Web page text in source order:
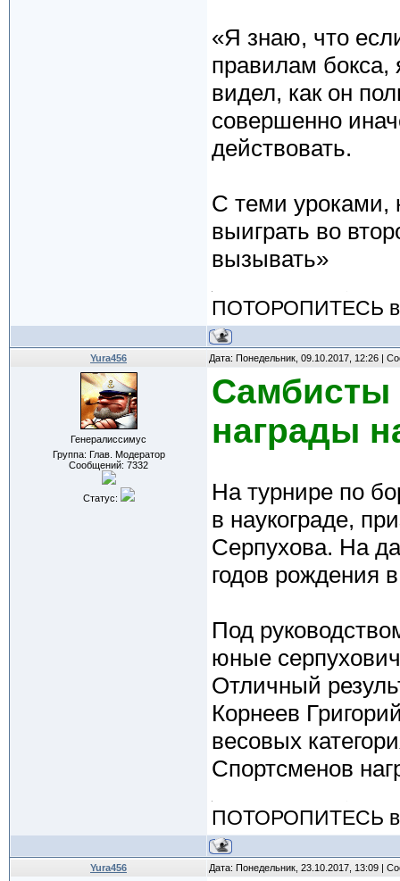
«Я знаю, что
правилам бокса,
видел, как он
совершенно
действовать.
С теми уроками,
выиграть во
вызывать»
ПОТОРОПИТЕСЬ
Yura456 Дата: Понедельник, 09.10.2017, 12:26 |
Генералиссимус
Группа: Глав. Модератор
Сообщений: 7332
Статус:
Самбисты
награды
На турнире по
в наукограде,
Серпухова. На
годов рождения
Под
юные
Отличный
Корнеев
весовых
Спортсменов
ПОТОРОПИТЕСЬ
Yura456 Дата: Понедельник, 23.10.2017, 13:09 |